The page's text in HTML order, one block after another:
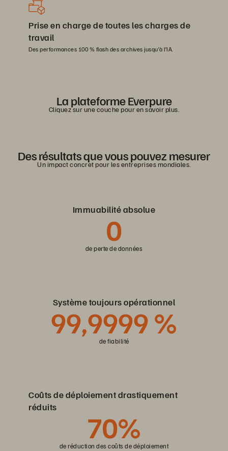
Prise en charge de toutes les charges de
travail
Des performances 100 % flash des archives jusqu’à l’IA.
La plateforme Everpure
Cliquez sur une couche pour en savoir plus.
Des résultats que vous pouvez mesurer
Un impact concret pour les entreprises mondiales.
Immuabilité absolue
0
de perte de données
Système toujours opérationnel
99,9999 %
de fiabilité
Coûts de déploiement drastiquement
réduits
70%
de réduction des coûts de déploiement